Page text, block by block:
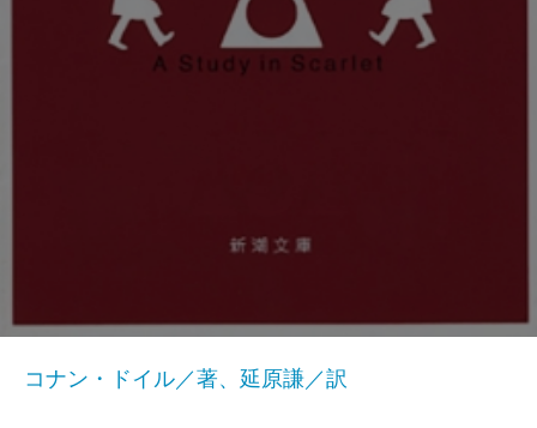
コナン・ドイル／著、延原謙／訳